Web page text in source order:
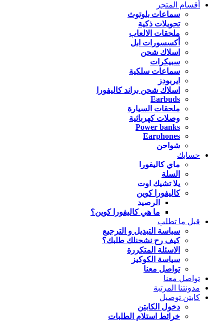
أقسام المتجر
سماعات بلوتوث
تحويلات ذكية
ملحقات الالعاب
أكسسورات ابل
اسلاك شحن
سبيكرات
سماعات سلكية
ايربودز
اسلاك شحن براند كاليفورا
Earbuds
ملحقات السيارة
وصلات كهربائية
Power banks
Earphones
شواحن
حسابك
ماي كاليفورا
السلة
يلا تشيك اوت
كاليفورا كوين
الرصيد
ما هي كاليفورا كوين؟
قبل ما تطلب
سياسة التبديل و الترجيع
كيف رح نشحنلك طلبك؟
الاسئلة المتكررة
سياسة الكوكيز
تواصل معنا
تواصل معنا
مدونتنا المرتبة
كابتن توصيل
دخول الكابتن
خرائط استلام الطلبات